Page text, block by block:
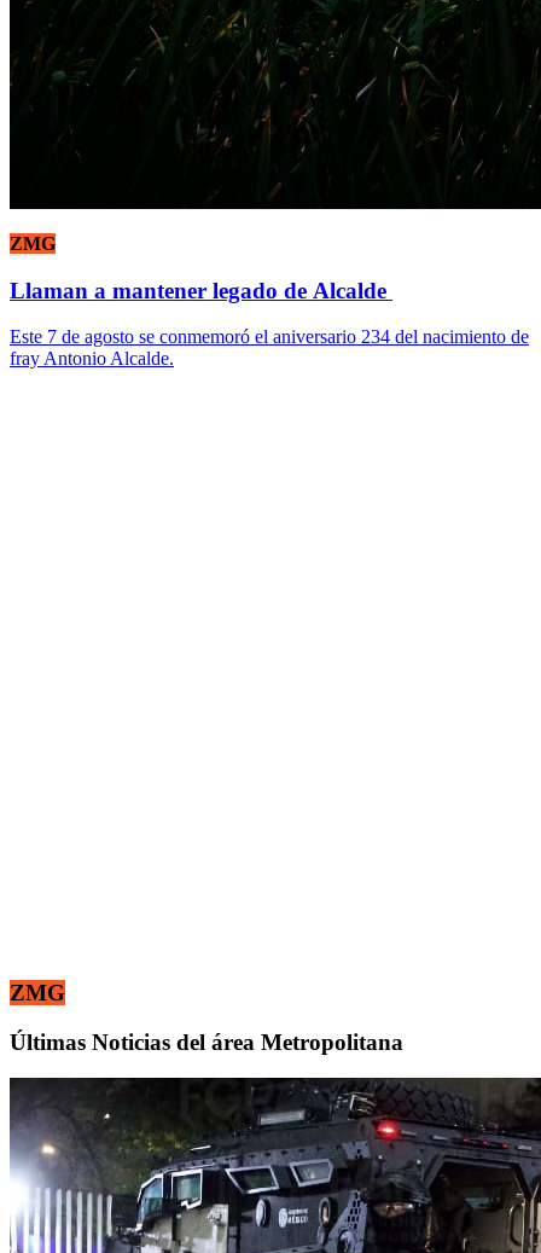
ZMG
Llaman a mantener legado de Alcalde
Este 7 de agosto se conmemoró el aniversario 234 del nacimiento de
fray Antonio Alcalde.
ZMG
Últimas Noticias del área Metropolitana